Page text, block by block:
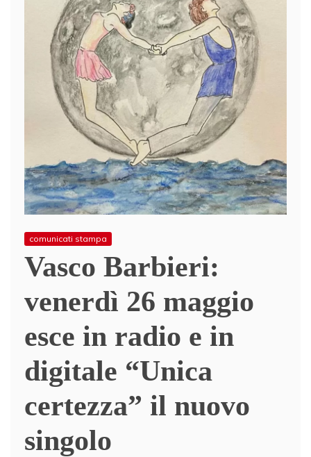
comunicati stampa
Vasco Barbieri:
venerdì 26 maggio
esce in radio e in
digitale “Unica
certezza” il nuovo
singolo